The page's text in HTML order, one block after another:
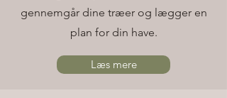
gennemgår dine træer og lægger en
plan for din have.
Læs mere